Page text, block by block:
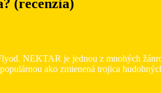
(recenzia)
NEKTAR je jednou z mnohých
ako zmienená trojica